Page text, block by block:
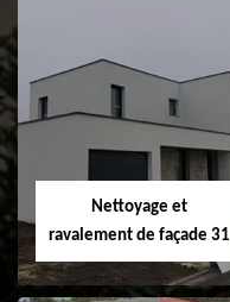
Pose et
changement de
fenêtre de toit et
Velux 31
Nettoyage et
ravalement de façade 31